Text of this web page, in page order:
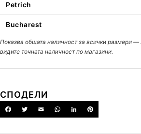
Petrich
Bucharest
Показва общата наличност за всички размери —
видите точната наличност по магазини.
СПОДЕЛИ